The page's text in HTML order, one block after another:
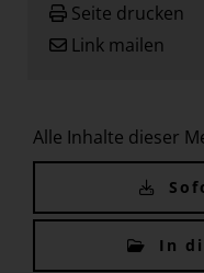
Seite drucken
Link mailen
Alle Inhalte dieser
In